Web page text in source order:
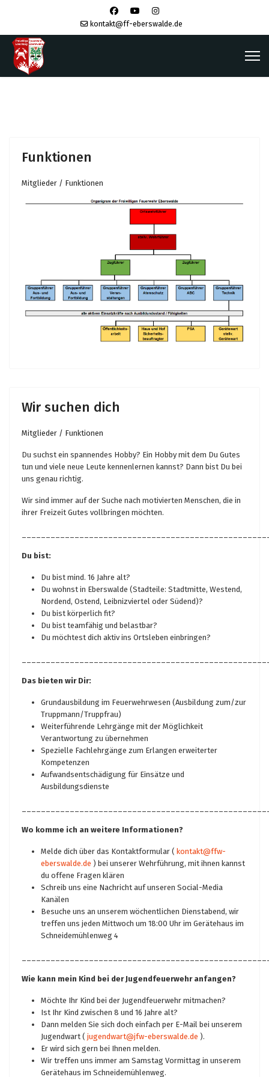
kontakt@ff-eberswalde.de
Funktionen
Mitglieder / Funktionen
Wir suchen dich
Mitglieder / Funktionen
Du suchst ein spannendes Hobby? Ein Hobby mit dem Du Gutes
tun und viele neue Leute kennenlernen kannst? Dann bist Du bei
uns genau richtig.
Wir sind immer auf der Suche nach motivierten Menschen, die in
ihrer Freizeit Gutes vollbringen möchten.
Du bist:
Du bist mind. 16 Jahre alt?
Du wohnst in Eberswalde (Stadteile: Stadtmitte, Westend,
Nordend, Ostend, Leibnizviertel oder Südend)?
Du bist körperlich fit?
Du bist teamfähig und belastbar?
Du möchtest dich aktiv ins Ortsleben einbringen?
Das bieten wir Dir:
Grundausbildung im Feuerwehrwesen (Ausbildung zum/zur
Truppmann/Truppfrau)
Weiterführende Lehrgänge mit der Möglichkeit
Verantwortung zu übernehmen
Spezielle Fachlehrgänge zum Erlangen erweiterter
Kompetenzen
Aufwandsentschädigung für Einsätze und
Ausbildungsdienste
Wo komme ich an weitere Informationen?
Melde dich über das Kontaktformular ( kontakt@ffw-
eberswalde.de ) bei unserer Wehrführung, mit ihnen kannst
du offene Fragen klären
Schreib uns eine Nachricht auf unseren Social-Media
Kanälen
Besuche uns an unserem wöchentlichen Dienstabend, wir
treffen uns jeden Mittwoch um 18:00 Uhr im Gerätehaus im
Schneidemühlenweg 4
Wie kann mein Kind bei der Jugendfeuerwehr anfangen?
Möchte Ihr Kind bei der Jugendfeuerwehr mitmachen?
Ist Ihr Kind zwischen 8 und 16 Jahre alt?
Dann melden Sie sich doch einfach per E-Mail bei unserem
Jugendwart ( jugendwart@jfw-eberswalde.de ).
Er wird sich gern bei Ihnen melden.
Wir treffen uns immer am Samstag Vormittag in unserem
Gerätehaus im Schneidemühlenweg.